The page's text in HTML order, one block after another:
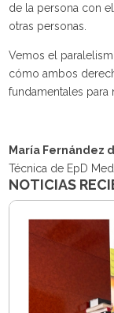
de la persona con
otras personas.
Vemos el
cómo ambos
fundamentales para
María Fernández
Técnica de EpD
NOTICIAS